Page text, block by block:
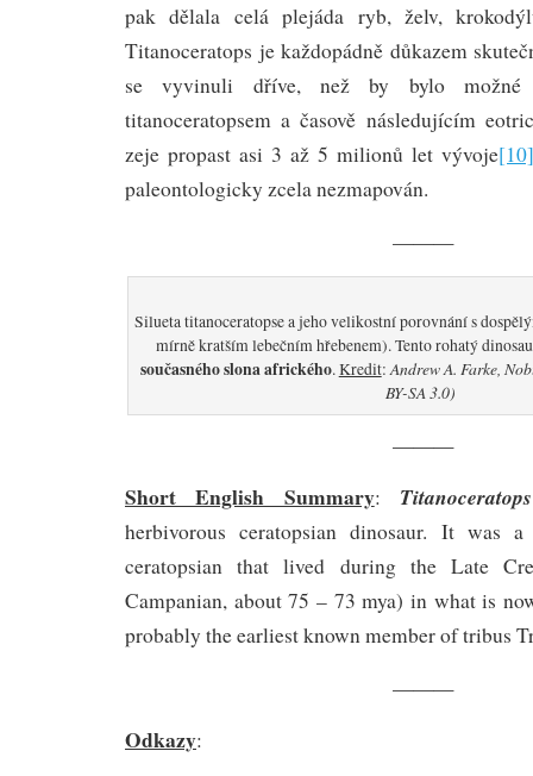
pak dělala celá plejáda ryb, želv,
Titanoceratops je každopádně důkazem
se vyvinuli dříve, než by bylo možné
titanoceratopsem a časově následujícím
zeje propast asi 3 až 5 milionů let vývoje
paleontologicky zcela nezmapován.
———
Silueta titanoceratopse a jeho velikostní porovnání s
mírně kratším lebečním hřebenem). Tento rohatý
současného slona afrického. Kredit: Andrew A. Farke,
BY-SA 3.0)
———
Short English Summary: Titanoceratops
herbivorous ceratopsian dinosaur. It was a
ceratopsian that lived during the Late
Campanian, about 75 – 73 mya) in what is
probably the earliest known member of tribus
———
Odkazy: